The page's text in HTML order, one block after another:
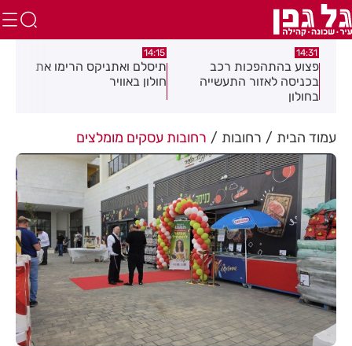
14:31
פצוע בהתהפכות רכב
בכניסה לאזור התעשייה
בחולון
14:15
תיסלם ואתניקס הרימו את
חולון באוויר
עמוד הבית רחובות רחובות עסקים מומלצים